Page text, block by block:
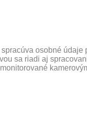
osobné
sa riadi aj